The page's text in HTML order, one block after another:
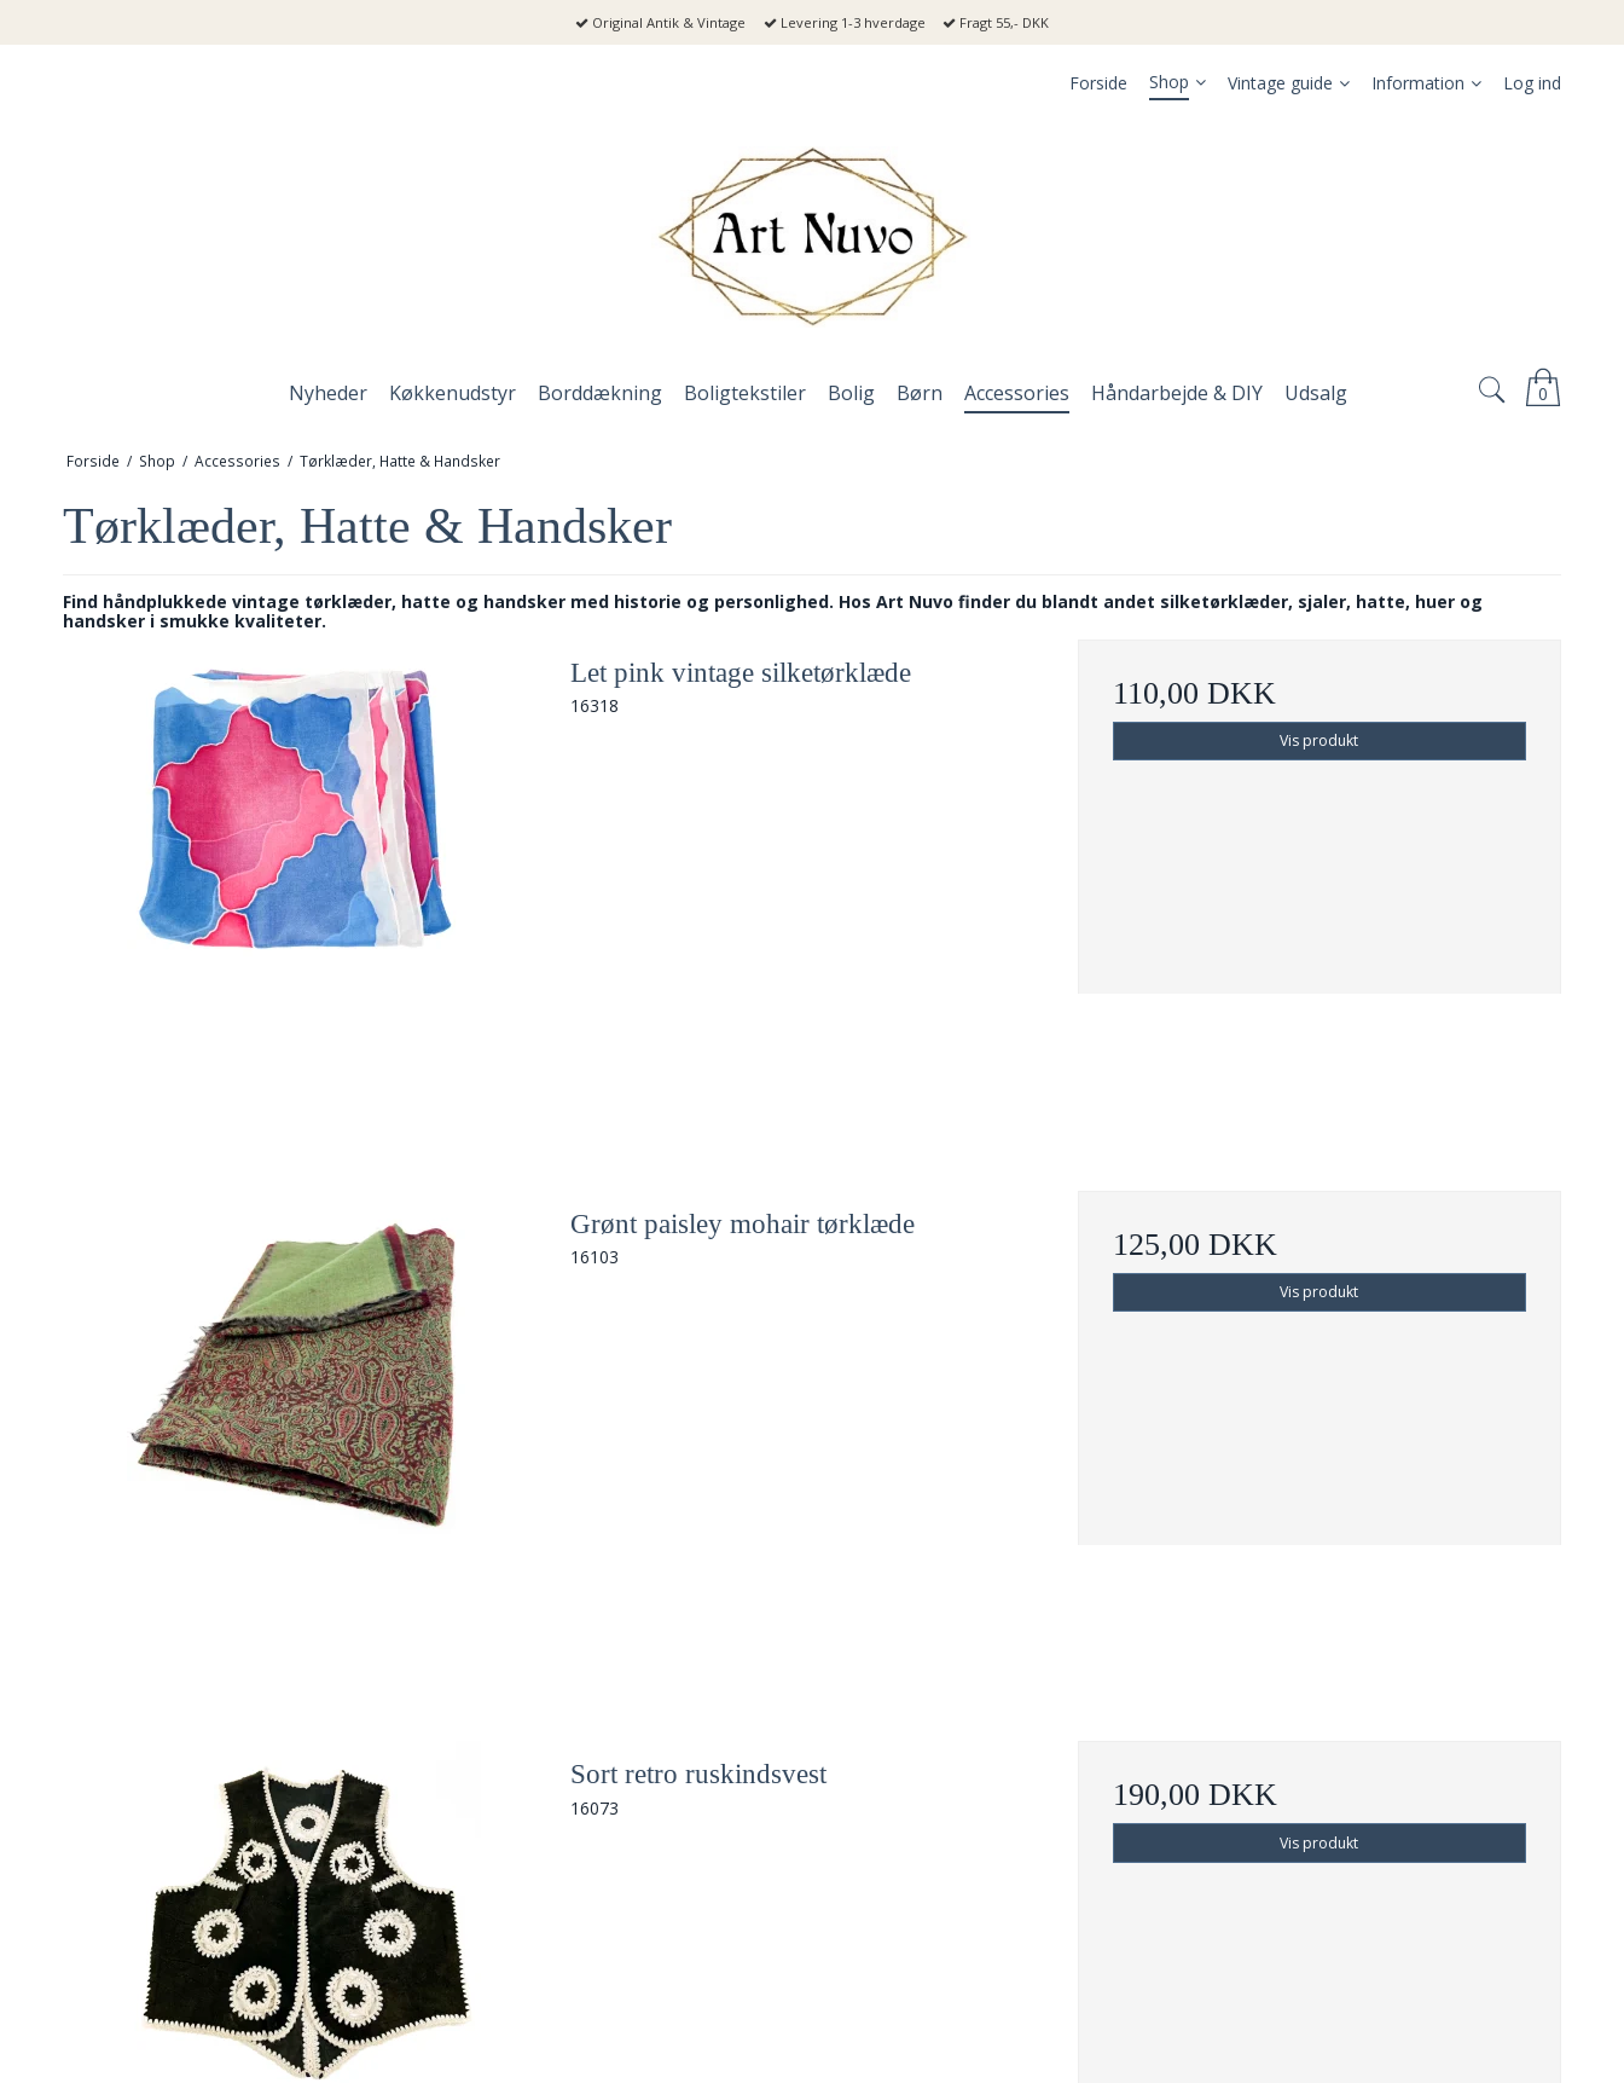
Original Antik & Vintage Levering 1-3 hverdage Fragt 55,- DKK
Forside Shop Vintage guide Information Log ind
0
Nyheder Køkkenudstyr Borddækning Boligtekstiler Bolig Børn Accessories Håndarbejde & DIY Udsalg
Forside / Shop / Accessories / Tørklæder, Hatte & Handsker
Tørklæder, Hatte & Handsker
Find håndplukkede vintage tørklæder, hatte og handsker med historie og personlighed. Hos Art Nuvo finder du blandt andet silketørklæder, sjaler, hatte, huer og
handsker i smukke kvaliteter.
Let pink vintage silketørklæde
16318 110,00 DKK
Vis produkt
Grønt paisley mohair tørklæde
16103 125,00 DKK
Vis produkt
Sort retro ruskindsvest
16073 190,00 DKK
Vis produkt